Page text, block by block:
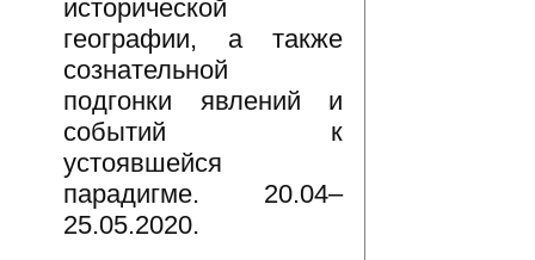
исторической
географии, а также
сознательной
подгонки явлений и
событий к
устоявшейся
парадигме. 20.04–
25.05.2020.